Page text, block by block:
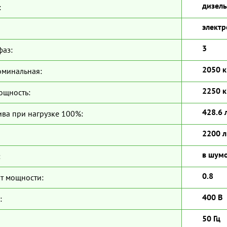
дизель
3
2050
2250
при нагрузке 100%: 428.6
2200 л
в
мощности: 0.8
400 В
50 Гц